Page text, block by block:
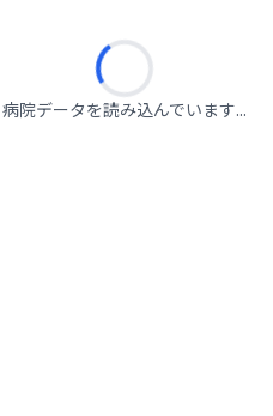
病院データを読み込んでいます...